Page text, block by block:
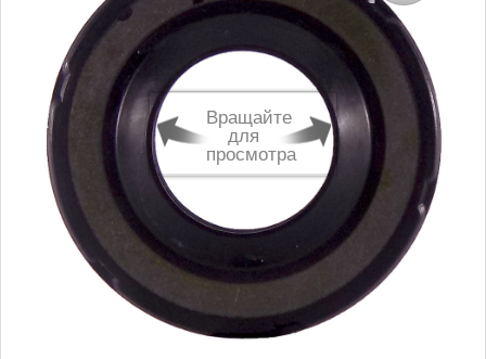
Вращайте
для
просмотра